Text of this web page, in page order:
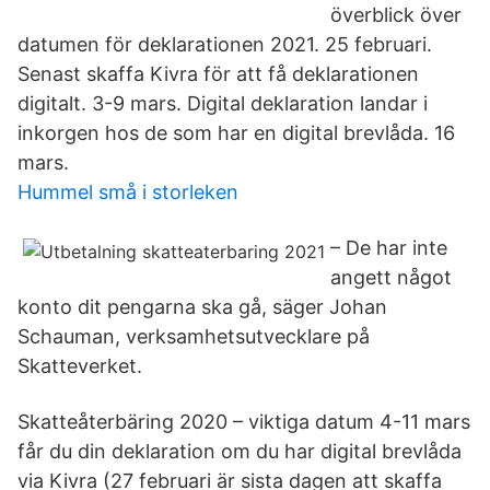
överblick över
datumen för deklarationen 2021. 25 februari.
Senast skaffa Kivra för att få deklarationen
digitalt. 3-9 mars. Digital deklaration landar i
inkorgen hos de som har en digital brevlåda. 16
mars.
Hummel små i storleken
– De har inte
angett något
konto dit pengarna ska gå, säger Johan
Schauman, verksamhetsutvecklare på
Skatteverket.
Skatteåterbäring 2020 – viktiga datum 4-11 mars
får du din deklaration om du har digital brevlåda
via Kivra (27 februari är sista dagen att skaffa